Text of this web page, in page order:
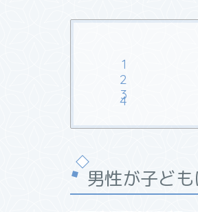
男性が子ど